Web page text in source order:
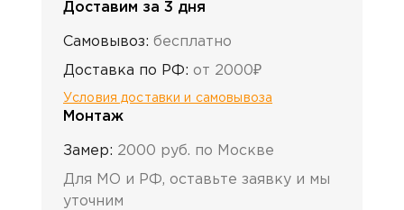
Доставим за 3 дня
Самовывоз: бесплатно
Доставка по РФ: от 2000₽
Условия доставки и самовывоза
Монтаж
Замер: 2000 руб. по Москве
Для МО и РФ, оставьте заявку и мы
уточним